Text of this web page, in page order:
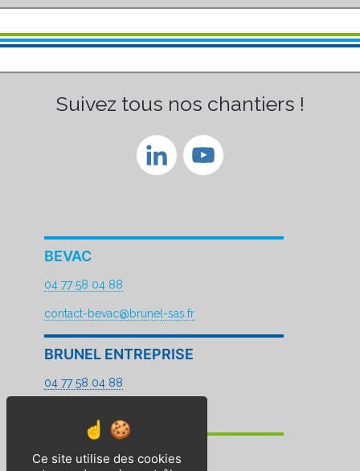
Suivez tous nos chantiers !
LinkedIn
BEVAC
04 77 58 04 88
contact-bevac@brunel-sas.fr
BRUNEL ENTREPRISE
04 77 58 04 88
BP2E
Ce site utilise des cookies